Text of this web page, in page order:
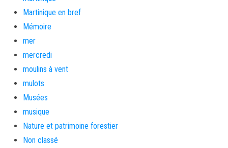
Martinique en bref
Mémoire
mer
mercredi
moulins à vent
mulots
Musées
musique
Nature et patrimoine forestier
Non classé